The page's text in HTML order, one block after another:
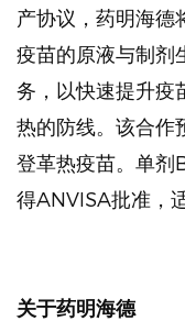
产协议，药明海德
疫苗的原液与制剂
务，以快速提升疫
热的防线。该合作
登革热疫苗。单
得ANVISA批准，
关于药明海德